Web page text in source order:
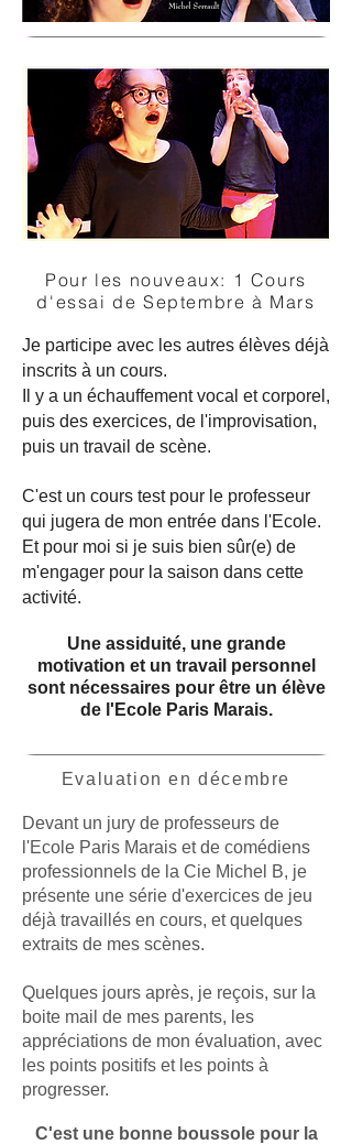
Pour les nouveaux: 1 Cours
d'essai de Septembre à Mars
Je participe avec les autres élèves déjà
inscrits à un cours.
Il y a un échauffement vocal et corporel,
puis des exercices, de l'improvisation,
puis un travail de scène.
C'est un cours test pour le professeur
qui jugera de mon entrée dans l'Ecole.
Et pour moi si je suis bien sûr(e) de
m'engager pour la saison dans cette
activité.
Une assiduité, une grande
motivation et un travail personnel
sont nécessaires pour être un élève
de l'Ecole Paris Marais.
Evaluation en décembre
Devant un jury de professeurs de
l'Ecole Paris Marais et de comédiens
professionnels de la Cie Michel B, je
présente une série d'exercices de jeu
déjà travaillés en cours, et quelques
extraits de mes scènes.
Quelques jours après, je reçois, sur la
boite mail de mes parents, les
appréciations de mon évaluation, avec
les points positifs et les points à
progresser.
C'est une bonne boussole pour la